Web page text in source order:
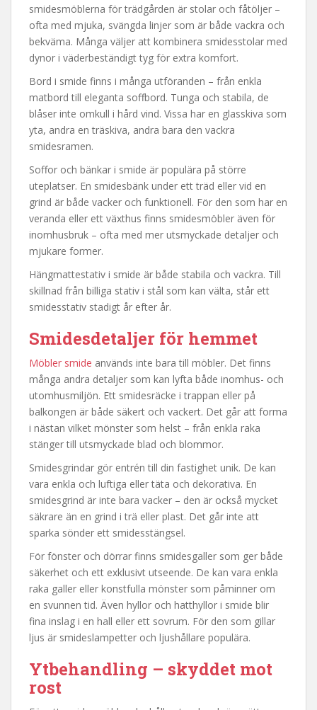
smidesmöblerna för trädgården är stolar och fåtöljer –
ofta med mjuka, svängda linjer som är både vackra och
bekväma. Många väljer att kombinera smidesstolar med
dynor i väderbeständigt tyg för extra komfort.
Bord i smide finns i många utföranden – från enkla
matbord till eleganta soffbord. Tunga och stabila, de
blåser inte omkull i hård vind. Vissa har en glasskiva som
yta, andra en träskiva, andra bara den vackra
smidesramen.
Soffor och bänkar i smide är populära på större
uteplatser. En smidesbänk under ett träd eller vid en
grind är både vacker och funktionell. För den som har en
veranda eller ett växthus finns smidesmöbler även för
inomhusbruk – ofta med mer utsmyckade detaljer och
mjukare former.
Hängmattestativ i smide är både stabila och vackra. Till
skillnad från billiga stativ i stål som kan välta, står ett
smidesstativ stadigt år efter år.
Smidesdetaljer för hemmet
Möbler smide används inte bara till möbler. Det finns
många andra detaljer som kan lyfta både inomhus- och
utomhusmiljön. Ett smidesräcke i trappan eller på
balkongen är både säkert och vackert. Det går att forma
i nästan vilket mönster som helst – från enkla raka
stänger till utsmyckade blad och blommor.
Smidesgrindar gör entrén till din fastighet unik. De kan
vara enkla och luftiga eller täta och dekorativa. En
smidesgrind är inte bara vacker – den är också mycket
säkrare än en grind i trä eller plast. Det går inte att
sparka sönder ett smidesstängsel.
För fönster och dörrar finns smidesgaller som ger både
säkerhet och ett exklusivt utseende. De kan vara enkla
raka galler eller konstfulla mönster som påminner om
en svunnen tid. Även hyllor och hatthyllor i smide blir
fina inslag i en hall eller ett sovrum. För den som gillar
ljus är smideslampetter och ljushållare populära.
Ytbehandling – skyddet mot
rost